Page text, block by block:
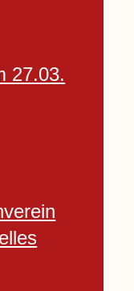
27.03.